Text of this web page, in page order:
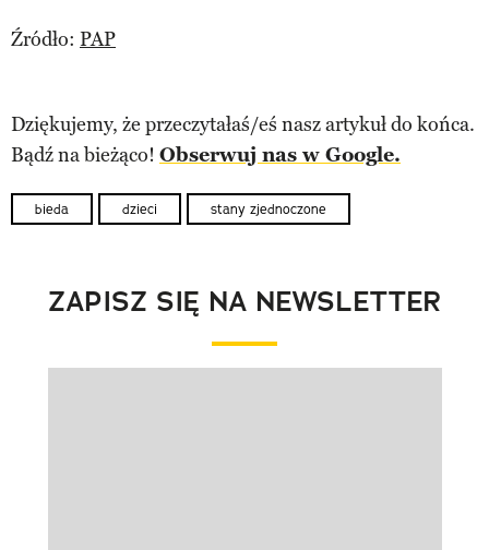
Źródło: PAP
Dziękujemy, że przeczytałaś/eś nasz artykuł do końca.
Bądź na bieżąco! Obserwuj nas w Google.
bieda dzieci stany zjednoczone
ZAPISZ SIĘ NA NEWSLETTER